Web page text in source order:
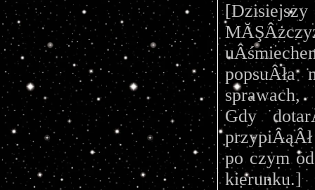
sprawach,
Gdy
po czym
kierunku.]